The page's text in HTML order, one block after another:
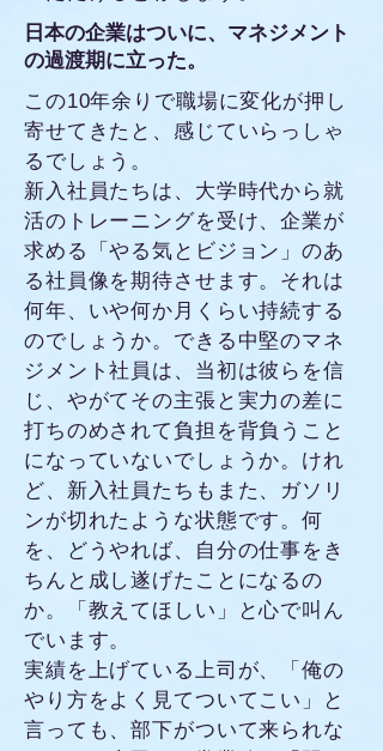
日本の企業はついに、マネジメント
の過渡期に立った。
この10年余りで職場に変化が押し
寄せてきたと、感じていらっしゃ
るでしょう。
新入社員たちは、大学時代から就
活のトレーニングを受け、企業が
求める「やる気とビジョン」のあ
る社員像を期待させます。それは
何年、いや何か月くらい持続する
のでしょうか。できる中堅のマネ
ジメント社員は、当初は彼らを信
じ、やがてその主張と実力の差に
打ちのめされて負担を背負うこと
になっていないでしょうか。けれ
ど、新入社員たちもまた、ガソリ
ンが切れたような状態です。何
を、どうやれば、自分の仕事をき
ちんと成し遂げたことになるの
か。「教えてほしい」と心で叫ん
でいます。
実績を上げている上司が、「俺の
やり方をよく見てついてこい」と
言っても、部下がついて来られな